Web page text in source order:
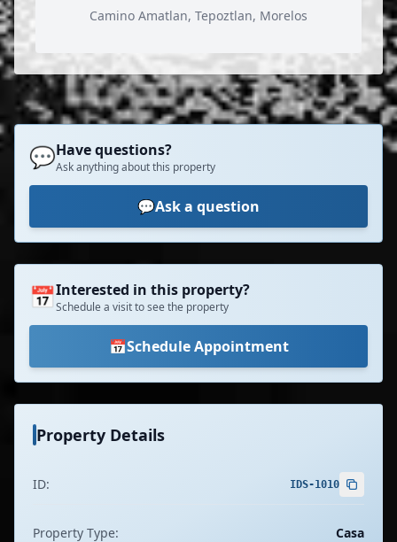
Camino Amatlan, Tepoztlan, Morelos
💬Have questions?
Ask anything about this property
💬Ask a question
📅Interested in this property?
Schedule a visit to see the property
📅Schedule Appointment
Property Details
ID: IDS-1010
Property Type: Casa